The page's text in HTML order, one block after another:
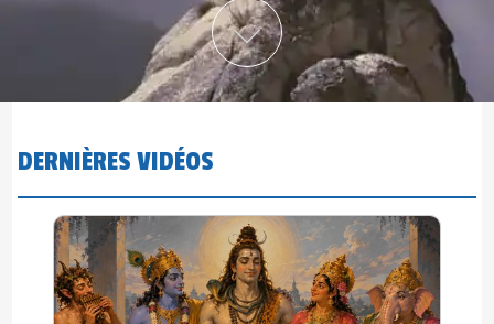
Plus d'info
DERNIÈRES VIDÉOS